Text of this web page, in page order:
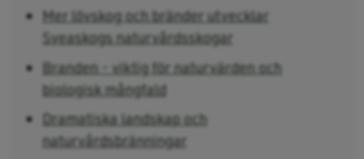
Mer lövskog och bränder utvecklar
Sveaskogs naturvårdsskogar
Branden - viktig för naturvärden och
biologisk mångfald
Dramatiska landskap och
naturvårdsbränningar